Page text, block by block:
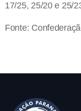
17/25, 25/20 e 25/
Fonte: